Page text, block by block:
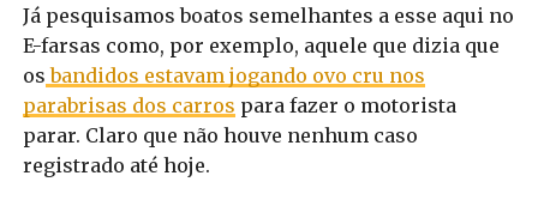
Já pesquisamos boatos semelhantes a esse aqui no
E-farsas como, por exemplo, aquele que dizia que
os bandidos estavam jogando ovo cru nos
parabrisas dos carros para fazer o motorista
parar. Claro que não houve nenhum caso
registrado até hoje.